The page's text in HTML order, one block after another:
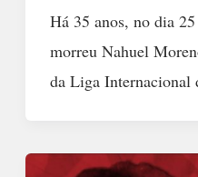
Há 35 anos, no dia
morreu Nahuel
da Liga Internacional